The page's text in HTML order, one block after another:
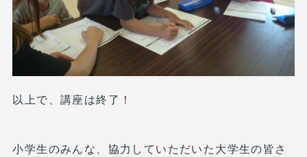
以上で、講座は終了！
小学生のみんな、協力していただいた大学生の皆さ